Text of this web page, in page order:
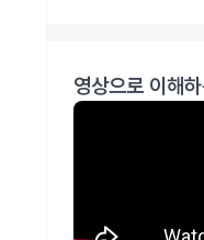
영상으로 이해